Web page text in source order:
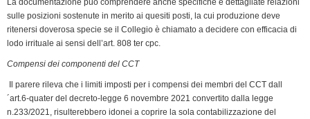
La documentazione può comprendere anche specifiche e dettagliate relazioni
sulle posizioni sostenute in merito ai quesiti posti, la cui produzione deve
ritenersi doverosa specie se il Collegio è chiamato a decidere con efficacia di
lodo irrituale ai sensi dell’art. 808 ter cpc.
Compensi dei componenti del CCT
Il parere rileva che i limiti imposti per i compensi dei membri del CCT dall
´art.6-quater del decreto-legge 6 novembre 2021 convertito dalla legge
n.233/2021, risulterebbero idonei a coprire la sola contabilizzazione del